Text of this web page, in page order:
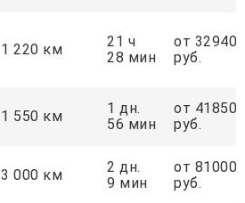
1 220 км
21 ч
28 мин
от 32940
руб.
1 550 км
1 дн.
56 мин
от 41850
руб.
3 000 км
2 дн.
9 мин
от 81000
руб.